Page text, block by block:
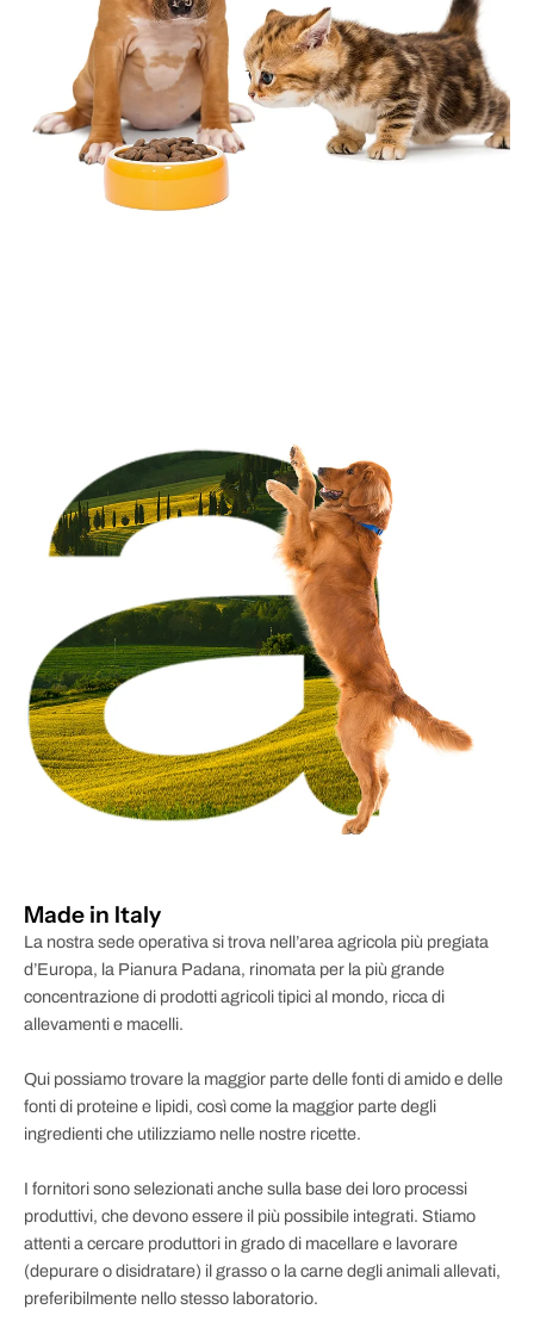
Made in Italy
La nostra sede operativa si trova nell’area agricola più pregiata
d’Europa, la Pianura Padana, rinomata per la più grande
concentrazione di prodotti agricoli tipici al mondo, ricca di
allevamenti e macelli.
Qui possiamo trovare la maggior parte delle fonti di amido e delle
fonti di proteine e lipidi, così come la maggior parte degli
ingredienti che utilizziamo nelle nostre ricette.
I fornitori sono selezionati anche sulla base dei loro processi
produttivi, che devono essere il più possibile integrati. Stiamo
attenti a cercare produttori in grado di macellare e lavorare
(depurare o disidratare) il grasso o la carne degli animali allevati,
preferibilmente nello stesso laboratorio.